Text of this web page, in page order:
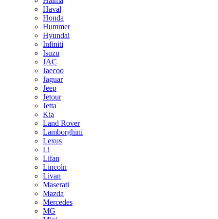
Haval
Honda
Hummer
Hyundai
Infiniti
Isuzu
JAC
Jaecoo
Jaguar
Jeep
Jetour
Jetta
Kia
Land Rover
Lamborghini
Lexus
Li
Lifan
Lincoln
Livan
Maserati
Mazda
Mercedes
MG